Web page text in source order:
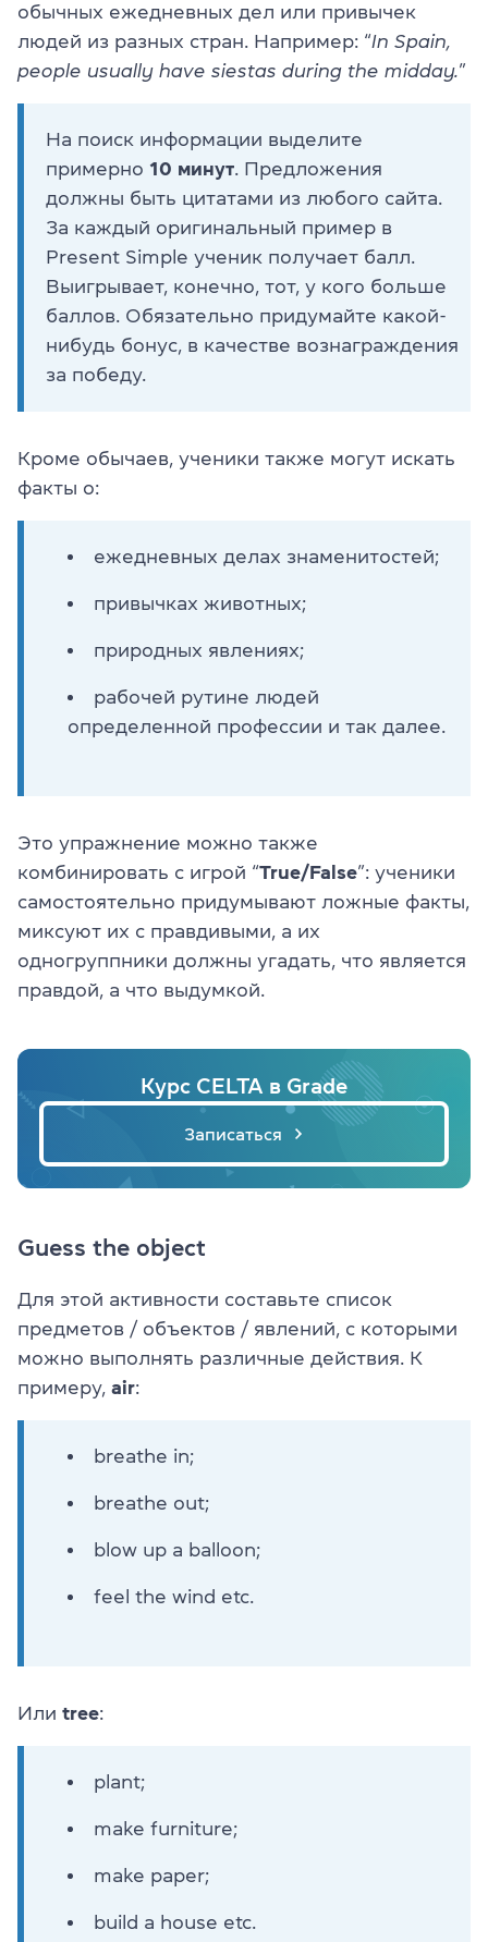
обычных ежедневных дел или привычек
людей из разных стран. Например: “In Spain,
people usually have siestas during the midday. ”
На поиск информации выделите
примерно 10 минут . Предложения
должны быть цитатами из любого сайта.
За каждый оригинальный пример в
Present Simple ученик получает балл.
Выигрывает, конечно, тот, у кого больше
баллов. Обязательно придумайте какой-
нибудь бонус, в качестве вознаграждения
за победу.
Кроме обычаев, ученики также могут искать
факты о:
ежедневных делах знаменитостей;
привычках животных;
природных явлениях;
рабочей рутине людей
определенной профессии и так далее.
Это упражнение можно также
комбинировать с игрой “True/False”: ученики
самостоятельно придумывают ложные факты,
миксуют их с правдивыми, а их
одногруппники должны угадать, что является
правдой, а что выдумкой.
Курс CELTA в Grade
Записаться
Guess the object
Для этой активности составьте список
предметов / объектов / явлений, с которыми
можно выполнять различные действия. К
примеру, air:
breathe in;
breathe out;
blow up a balloon;
feel the wind etc.
Или tree:
plant;
make furniture;
make paper;
build a house etc.